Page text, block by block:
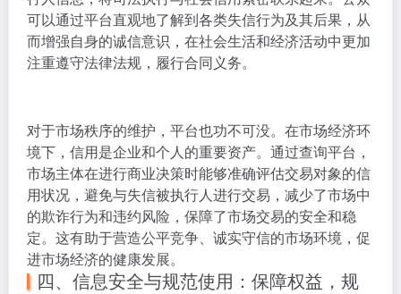
可以通过平台直观地了解到各类失信行为及其后果，从
而增强自身的诚信意识，在社会生活和经济活动中更加
注重遵守法律法规，履行合同义务。
对于市场秩序的维护，平台也功不可没。在市场经济环
境下，信用是企业和个人的重要资产。通过查询平台，
市场主体在进行商业决策时能够准确评估交易对象的信
用状况，避免与失信被执行人进行交易，减少了市场中
的欺诈行为和违约风险，保障了市场交易的安全和稳
定。这有助于营造公平竞争、诚实守信的市场环境，促
进市场经济的健康发展。
四、信息安全与规范使用：保障权益，规